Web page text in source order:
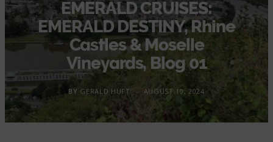
EMERALD CRUISES:
EMERALD DESTINY, Rhine
Castles & Moselle
Vineyards, Blog 01
BY GERALD HUFT AUGUST 10, 2024